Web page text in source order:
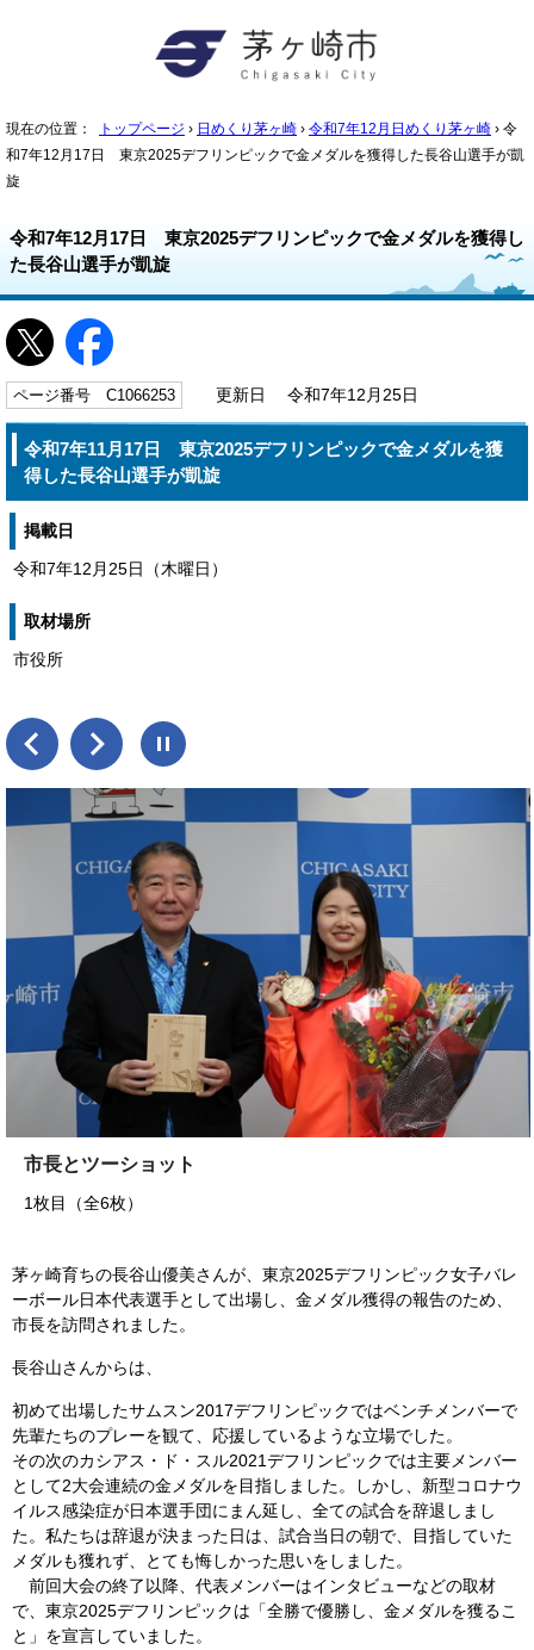
現在の位置： トップページ › 日めくり茅ヶ崎 › 令和7年12月日めくり茅ヶ崎 › 令
和7年12月17日 東京2025デフリンピックで金メダルを獲得した長谷山選手が凱
旋
令和7年12月17日 東京2025デフリンピックで金メダルを獲得し
た長谷山選手が凱旋
ページ番号 C1066253 更新日 令和7年12月25日
令和7年11月17日 東京2025デフリンピックで金メダルを獲
得した長谷山選手が凱旋
掲載日
令和7年12月25日（木曜日）
取材場所
市役所
市長とツーショット
1枚目（全6枚）
茅ヶ崎育ちの長谷山優美さんが、東京2025デフリンピック女子バレ
ーボール日本代表選手として出場し、金メダル獲得の報告のため、
市長を訪問されました。
長谷山さんからは、
初めて出場したサムスン2017デフリンピックではベンチメンバーで
先輩たちのプレーを観て、応援しているような立場でした。
その次のカシアス・ド・スル2021デフリンピックでは主要メンバー
として2大会連続の金メダルを目指しました。しかし、新型コロナウ
イルス感染症が日本選手団にまん延し、全ての試合を辞退しまし
た。私たちは辞退が決まった日は、試合当日の朝で、目指していた
メダルも獲れず、とても悔しかった思いをしました。
前回大会の終了以降、代表メンバーはインタビューなどの取材
で、東京2025デフリンピックは「全勝で優勝し、金メダルを獲るこ
と」を宣言していました。